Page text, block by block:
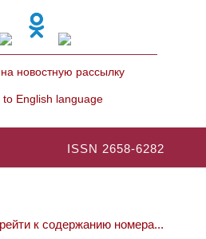
новостную рассылку
to English language
ISSN 2658-6282
к содержанию номера...